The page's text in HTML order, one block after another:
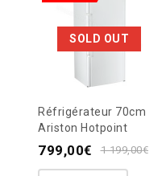
SOLD OUT
Réfrigérateur 70cm
Ariston Hotpoint
1 199,00€
799,00€